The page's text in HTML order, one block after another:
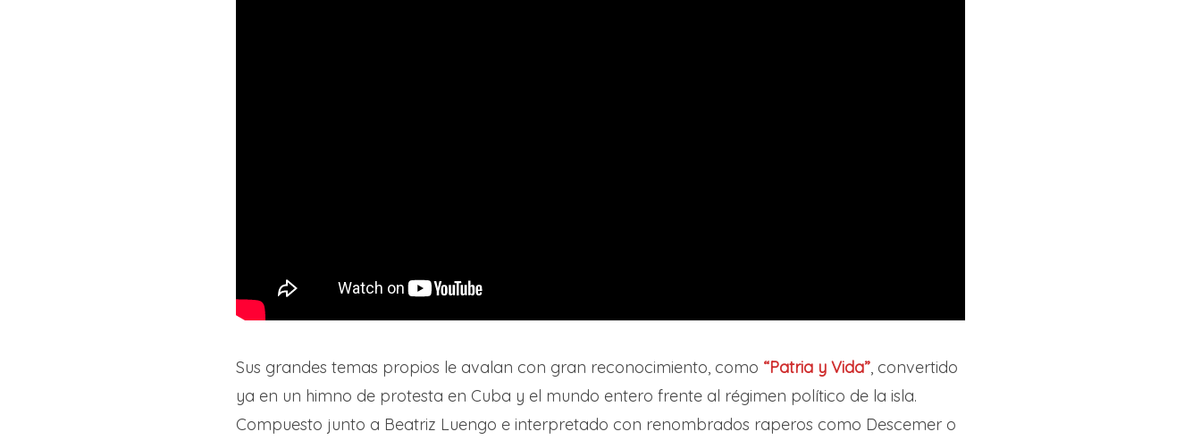
Sus grandes temas propios le avalan con gran reconocimiento, como “Patria y Vida”, convertido
ya en un himno de protesta en Cuba y el mundo entero frente al régimen político de la isla.
Compuesto junto a Beatriz Luengo e interpretado con renombrados raperos como Descemer o